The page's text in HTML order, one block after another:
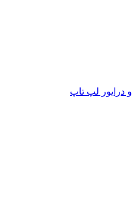
و درایور لپ تاپ